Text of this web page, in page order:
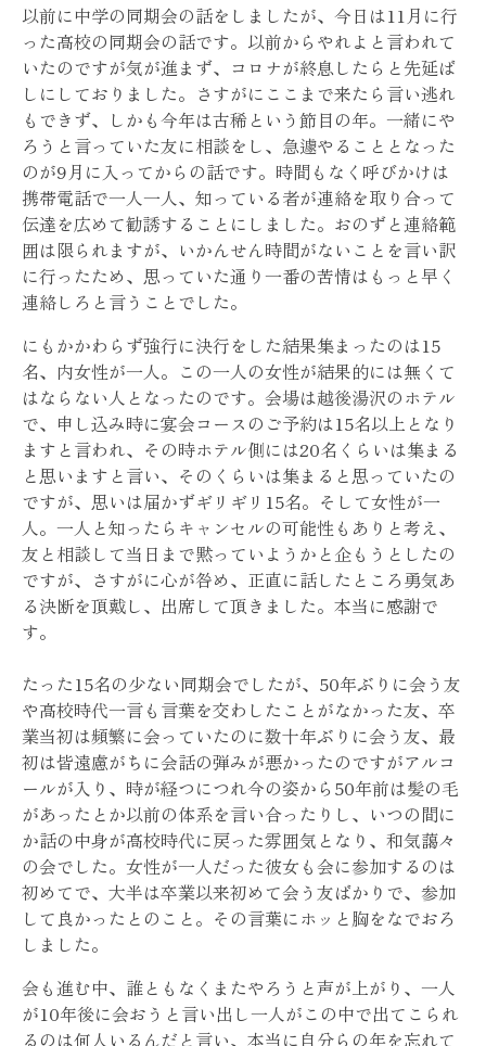
以前に中学の同期会の話をしましたが、今日は11月に行
った高校の同期会の話です。以前からやれよと言われて
いたのですが気が進まず、コロナが終息したらと先延ば
しにしておりました。さすがにここまで来たら言い逃れ
もできず、しかも今年は古稀という節目の年。一緒にや
ろうと言っていた友に相談をし、急遽やることとなった
のが9月に入ってからの話です。時間もなく呼びかけは
携帯電話で一人一人、知っている者が連絡を取り合って
伝達を広めて勧誘することにしました。おのずと連絡範
囲は限られますが、いかんせん時間がないことを言い訳
に行ったため、思っていた通り一番の苦情はもっと早く
連絡しろと言うことでした。
にもかかわらず強行に決行をした結果集まったのは15
名、内女性が一人。この一人の女性が結果的には無くて
はならない人となったのです。会場は越後湯沢のホテル
で、申し込み時に宴会コースのご予約は15名以上となり
ますと言われ、その時ホテル側には20名くらいは集まる
と思いますと言い、そのくらいは集まると思っていたの
ですが、思いは届かずギリギリ15名。そして女性が一
人。一人と知ったらキャンセルの可能性もありと考え、
友と相談して当日まで黙っていようかと企もうとしたの
ですが、さすがに心が咎め、正直に話したところ勇気あ
る決断を頂戴し、出席して頂きました。本当に感謝で
す。
たった15名の少ない同期会でしたが、50年ぶりに会う友
や高校時代一言も言葉を交わしたことがなかった友、卒
業当初は頻繁に会っていたのに数十年ぶりに会う友、最
初は皆遠慮がちに会話の弾みが悪かったのですがアルコ
ールが入り、時が経つにつれ今の姿から50年前は髪の毛
があったとか以前の体系を言い合ったりし、いつの間に
か話の中身が高校時代に戻った雰囲気となり、和気藹々
の会でした。女性が一人だった彼女も会に参加するのは
初めてで、大半は卒業以来初めて会う友ばかりで、参加
して良かったとのこと。その言葉にホッと胸をなでおろ
しました。
会も進む中、誰ともなくまたやろうと声が上がり、一人
が10年後に会おうと言い出し一人がこの中で出てこられ
るのは何人いるんだと言い、本当に自分らの年を忘れて